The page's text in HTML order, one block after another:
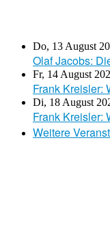
Do, 13 August
Olaf Jacobs:
Fr, 14 August
Frank Kreisler:
Di, 18 August
Frank Kreisler:
Weitere